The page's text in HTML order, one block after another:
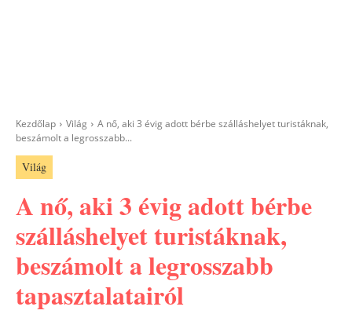
Kezdőlap Világ
A nő, aki 3 évig adott bérbe szálláshelyet turistáknak,
beszámolt a legrosszabb...
Világ
A nő, aki 3 évig adott bérbe
szálláshelyet turistáknak,
beszámolt a legrosszabb
tapasztalatairól